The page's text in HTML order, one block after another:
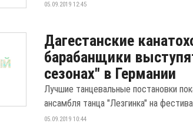
05.09.2019 12:45
Дагестанские
барабанщики
сезонах" в Германии
Лучшие танцевальные постановки
ансамбля танца "Лезгинка" на
05.09.2019 10:44